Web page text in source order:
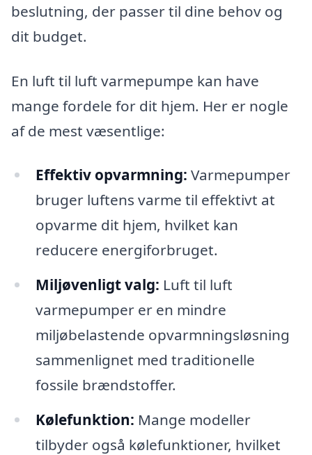
beslutning, der passer til dine behov og
dit budget.
En luft til luft varmepumpe kan have
mange fordele for dit hjem. Her er nogle
af de mest væsentlige:
Effektiv opvarmning: Varmepumper
bruger luftens varme til effektivt at
opvarme dit hjem, hvilket kan
reducere energiforbruget.
Miljøvenligt valg: Luft til luft
varmepumper er en mindre
miljøbelastende opvarmningsløsning
sammenlignet med traditionelle
fossile brændstoffer.
Kølefunktion: Mange modeller
tilbyder også kølefunktioner, hvilket